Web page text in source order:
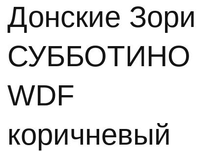
Донские Зори
СУББОТИНО
WDF
коричневый